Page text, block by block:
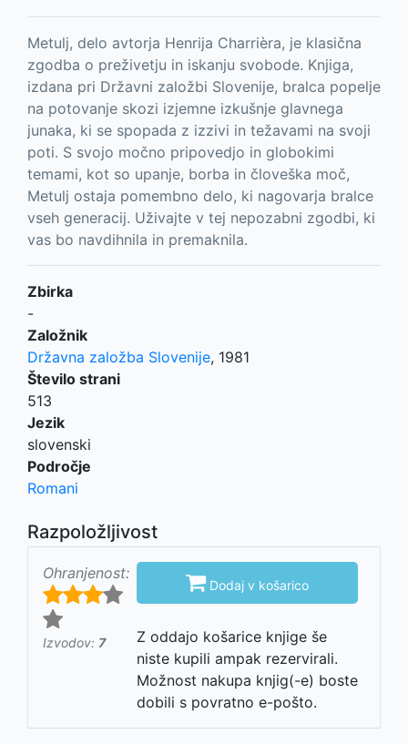
Metulj, delo avtorja Henrija Charrièra, je klasična
zgodba o preživetju in iskanju svobode. Knjiga,
izdana pri Državni založbi Slovenije, bralca popelje
na potovanje skozi izjemne izkušnje glavnega
junaka, ki se spopada z izzivi in težavami na svoji
poti. S svojo močno pripovedjo in globokimi
temami, kot so upanje, borba in človeška moč,
Metulj ostaja pomembno delo, ki nagovarja bralce
vseh generacij. Uživajte v tej nepozabni zgodbi, ki
vas bo navdihnila in premaknila.
Zbirka
-
Založnik
Državna založba Slovenije, 1981
Število strani
513
Jezik
slovenski
Področje
Romani
Razpoložljivost
Ohranjenost:
Izvodov: 7
 Dodaj v košarico
Z oddajo košarice knjige še
niste kupili ampak rezervirali.
Možnost nakupa knjig(-e) boste
dobili s povratno e-pošto.